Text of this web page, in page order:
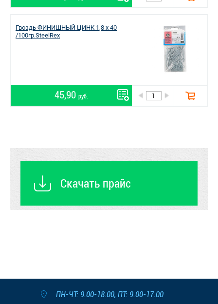
Гвоздь ФИНИШНЫЙ ЦИНК 1,8 х 40
/100гр.SteelRex
45,90 руб.
Скачать прайс
ПН-ЧТ: 9.00-18.00, ПТ: 9.00-17.00